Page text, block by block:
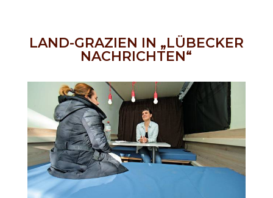
LAND-GRAZIEN IN „LÜBECKER
NACHRICHTEN“